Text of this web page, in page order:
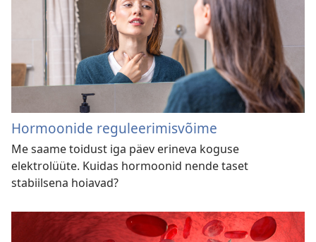
Hormoonide reguleerimisvõime
Me saame toidust iga päev erineva koguse
elektrolüüte. Kuidas hormoonid nende taset
stabiilsena hoiavad?